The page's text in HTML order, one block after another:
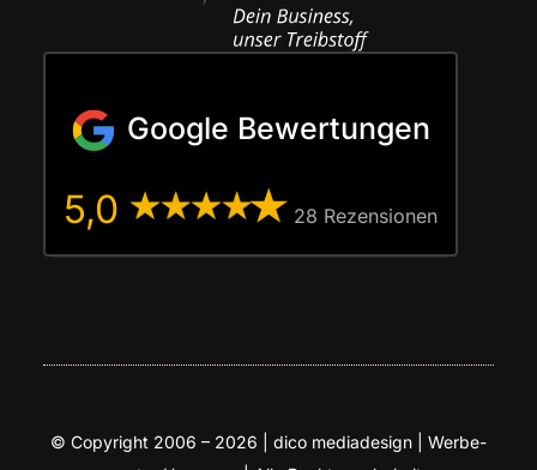
Google Bewertungen
5,0 28 Rezen­sio­nen
© Copy­right 2006 – 2026 | dico media­de­sign | Wer­be­